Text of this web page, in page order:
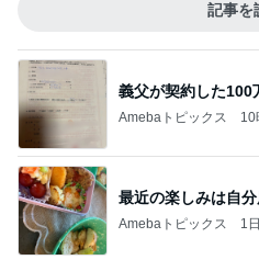
記事を
義父が契約した100
Amebaトピックス 10
最近の楽しみは自
Amebaトピックス 1